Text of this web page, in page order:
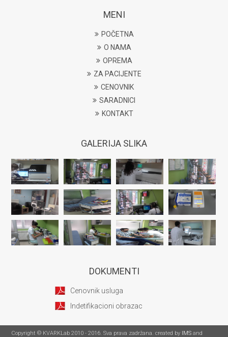
MENI
POČETNA
O NAMA
OPREMA
ZA PACIJENTE
CENOVNIK
SARADNICI
KONTAKT
GALERIJA SLIKA
DOKUMENTI
Cenovnik usluga
Indetifikacioni obrazac
Copyright © KVARKLab 2010 - 2016. Sva prava zadržana. created by IMS and